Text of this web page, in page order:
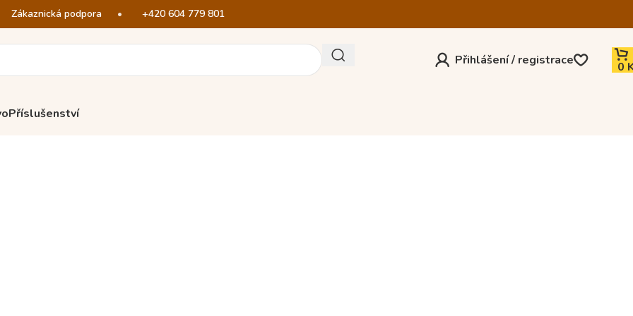
Zákaznická podpora • +420 604 779 801
Přihlášení / registrace 0
Příslušenství